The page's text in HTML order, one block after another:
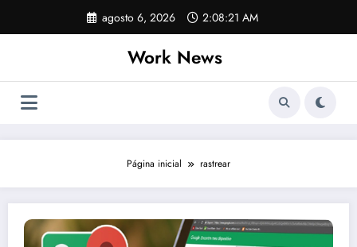
o
agosto 6, 2026 2:08:21 AM
Work News
Página inicial rastrear